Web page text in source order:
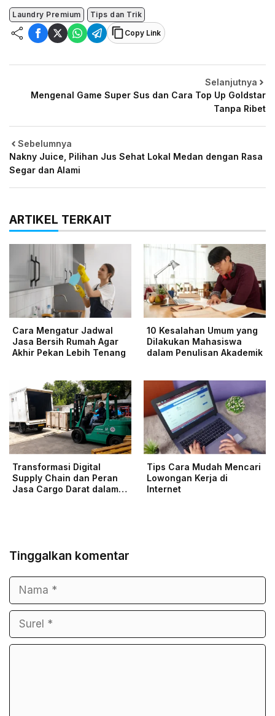
Laundry Premium
Tips dan Trik
Copy Link
Sebelumnya
Nakny Juice, Pilihan Jus Sehat Lokal Medan dengan Rasa
Segar dan Alami
Selanjutnya
Mengenal Game Super Sus dan Cara Top Up Goldstar
Tanpa Ribet
ARTIKEL TERKAIT
Cara Mengatur Jadwal
Jasa Bersih Rumah Agar
Akhir Pekan Lebih Tenang
10 Kesalahan Umum yang
Dilakukan Mahasiswa
dalam Penulisan Akademik
Transformasi Digital
Supply Chain dan Peran
Jasa Cargo Darat dalam…
Tips Cara Mudah Mencari
Lowongan Kerja di
Internet
Tinggalkan komentar
Nama
Surel